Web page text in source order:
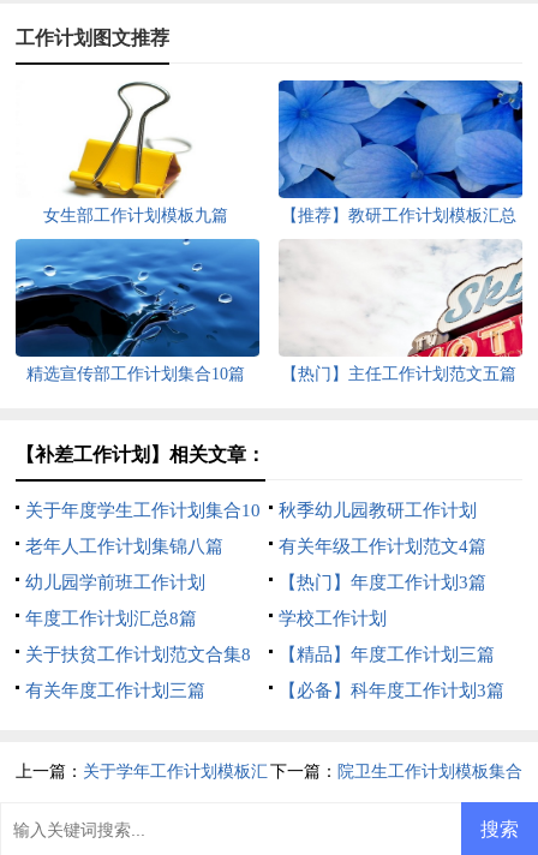
工作计划图文推荐
女生部工作计划模板九篇
【推荐】教研工作计划模板汇总
精选宣传部工作计划集合10篇 【热门】主任工作计划范文五篇
【补差工作计划】相关文章：
关于年度学生工作计划集合10
篇
秋季幼儿园教研工作计划
老年人工作计划集锦八篇
有关年级工作计划范文4篇
幼儿园学前班工作计划
【热门】年度工作计划3篇
年度工作计划汇总8篇
学校工作计划
关于扶贫工作计划范文合集8
篇
【精品】年度工作计划三篇
有关年度工作计划三篇
【必备】科年度工作计划3篇
上一篇： 关于学年工作计划模板汇 下一篇： 院卫生工作计划模板集合